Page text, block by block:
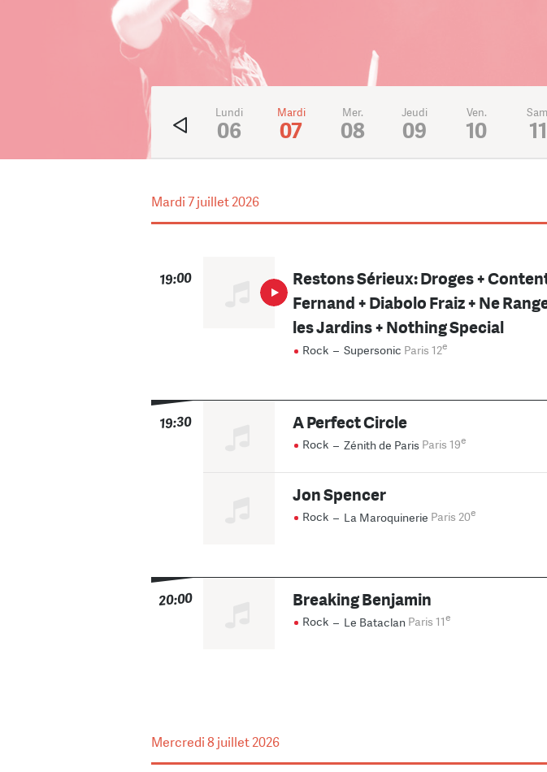
5
Lundi
06
Mardi
07
Mer.
08
Jeudi
09
Ven.
10 11
Mardi7 juillet 2026
19:00
Restons Sérieux: Droges +
Fernand + Diabolo Fraiz + Ne
les Jardins + Nothing Special
Rock – Supersonic Paris 12e
19:30 A Perfect Circle
Rock – Zénith de Paris Paris 19e
Jon Spencer
Rock – La Maroquinerie Paris 20e
20:00 Breaking Benjamin
Rock – Le Bataclan Paris 11e
Mercredi8 juillet 2026